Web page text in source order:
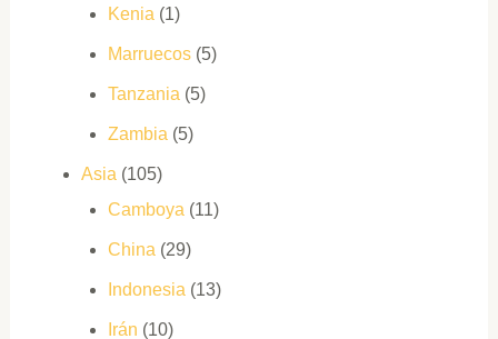
Kenia (1)
Marruecos(5)
Tanzania (5)
Zambia (5)
Asia (105)
Camboya (11)
China (29)
Indonesia (13)
Irán (10)